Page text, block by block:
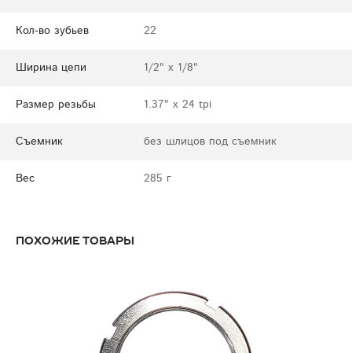
Кол-во зубьев 22
Ширина цепи 1/2" x 1/8"
Размер резьбы 1.37" x 24 tpi
Съемник без шлицов под съемник
Вес 285 г
Похожие товары